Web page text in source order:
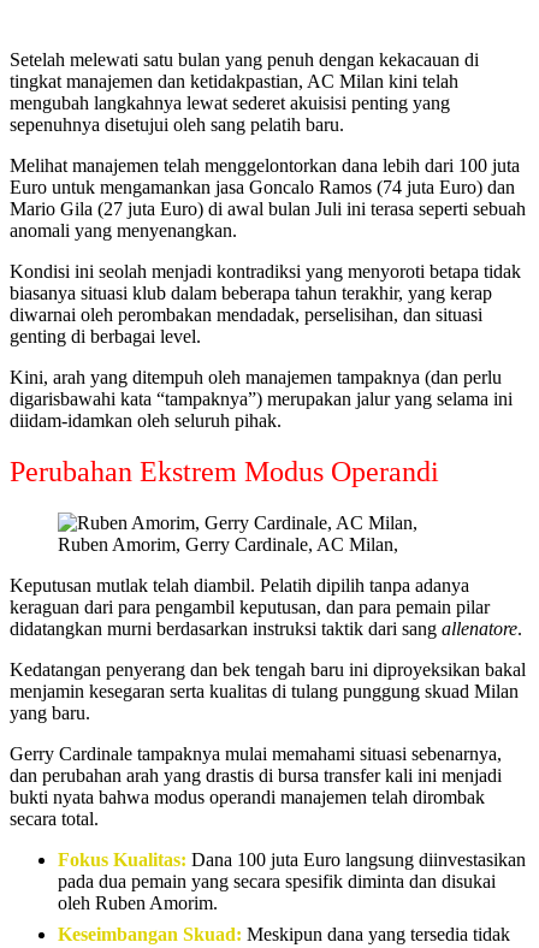
Setelah melewati satu bulan yang penuh dengan kekacauan di
tingkat manajemen dan ketidakpastian, AC Milan kini telah
mengubah langkahnya lewat sederet akuisisi penting yang
sepenuhnya disetujui oleh sang pelatih baru.
Melihat manajemen telah menggelontorkan dana lebih dari 100 juta
Euro untuk mengamankan jasa Goncalo Ramos (74 juta Euro) dan
Mario Gila (27 juta Euro) di awal bulan Juli ini terasa seperti sebuah
anomali yang menyenangkan.
Kondisi ini seolah menjadi kontradiksi yang menyoroti betapa tidak
biasanya situasi klub dalam beberapa tahun terakhir, yang kerap
diwarnai oleh perombakan mendadak, perselisihan, dan situasi
genting di berbagai level.
Kini, arah yang ditempuh oleh manajemen tampaknya (dan perlu
digarisbawahi kata “tampaknya”) merupakan jalur yang selama ini
diidam-idamkan oleh seluruh pihak.
Perubahan Ekstrem Modus Operandi
Ruben Amorim, Gerry Cardinale, AC Milan,
Keputusan mutlak telah diambil. Pelatih dipilih tanpa adanya
keraguan dari para pengambil keputusan, dan para pemain pilar
didatangkan murni berdasarkan instruksi taktik dari sang allenatore.
Kedatangan penyerang dan bek tengah baru ini diproyeksikan bakal
menjamin kesegaran serta kualitas di tulang punggung skuad Milan
yang baru.
Gerry Cardinale tampaknya mulai memahami situasi sebenarnya,
dan perubahan arah yang drastis di bursa transfer kali ini menjadi
bukti nyata bahwa modus operandi manajemen telah dirombak
secara total.
Fokus Kualitas: Dana 100 juta Euro langsung diinvestasikan
pada dua pemain yang secara spesifik diminta dan disukai
oleh Ruben Amorim.
Keseimbangan Skuad: Meskipun dana yang tersedia tidak